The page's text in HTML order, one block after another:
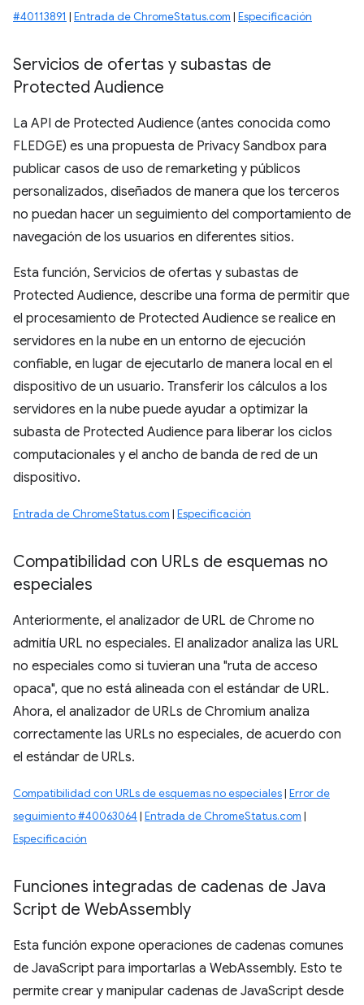
#40113891 | Entrada de ChromeStatus.com | Especificación
Servicios de ofertas y subastas de
Protected Audience
La API de Protected Audience (antes conocida como
FLEDGE) es una propuesta de Privacy Sandbox para
publicar casos de uso de remarketing y públicos
personalizados, diseñados de manera que los terceros
no puedan hacer un seguimiento del comportamiento de
navegación de los usuarios en diferentes sitios.
Esta función, Servicios de ofertas y subastas de
Protected Audience, describe una forma de permitir que
el procesamiento de Protected Audience se realice en
servidores en la nube en un entorno de ejecución
confiable, en lugar de ejecutarlo de manera local en el
dispositivo de un usuario. Transferir los cálculos a los
servidores en la nube puede ayudar a optimizar la
subasta de Protected Audience para liberar los ciclos
computacionales y el ancho de banda de red de un
dispositivo.
Entrada de ChromeStatus.com | Especificación
Compatibilidad con URLs de esquemas no
especiales
Anteriormente, el analizador de URL de Chrome no
admitía URL no especiales. El analizador analiza las URL
no especiales como si tuvieran una "ruta de acceso
opaca", que no está alineada con el estándar de URL.
Ahora, el analizador de URLs de Chromium analiza
correctamente las URLs no especiales, de acuerdo con
el estándar de URLs.
Compatibilidad con URLs de esquemas no especiales| Error de
seguimiento #40063064 | Entrada de ChromeStatus.com |
Especificación
Funciones integradas de cadenas de Java
Script de WebAssembly
Esta función expone operaciones de cadenas comunes
de JavaScript para importarlas a WebAssembly. Esto te
permite crear y manipular cadenas de JavaScript desde